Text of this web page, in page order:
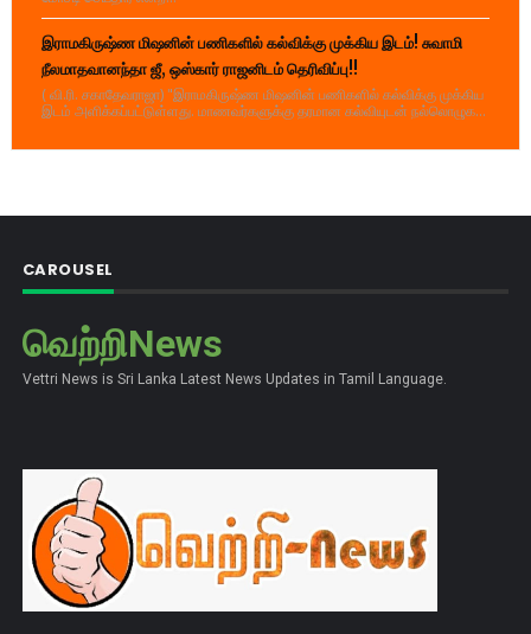
இராமகிருஷ்ண மிஷனின் பணிகளில் கல்விக்கு முக்கிய இடம்! சுவாமி
நீலமாதவானந்தா ஜீ, ஒஸ்கார் ராஜனிடம் தெரிவிப்பு!!
( வி.ரி. சகாதேவராஜா) "இராமகிருஷ்ண மிஷனின் பணிகளில் கல்விக்கு முக்கிய
இடம் அளிக்கப்பட்டுள்ளது. மாணவர்களுக்கு தரமான கல்வியுடன் நல்லொழுக...
CAROUSEL
வெற்றிNews
Vettri News is Sri Lanka Latest News Updates in Tamil Language.